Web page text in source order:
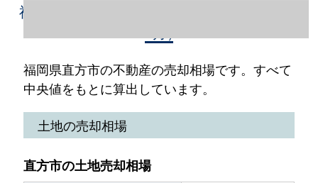
福岡県直方市の不動産売却情報（2023年1～
福岡県直方市の不動産の売却相場です。すべて
中央値をもとに算出しています。
土地の売却相場
直方市の土地売却相場